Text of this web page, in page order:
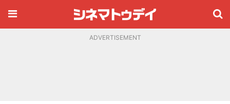
ADVERTISEMENT